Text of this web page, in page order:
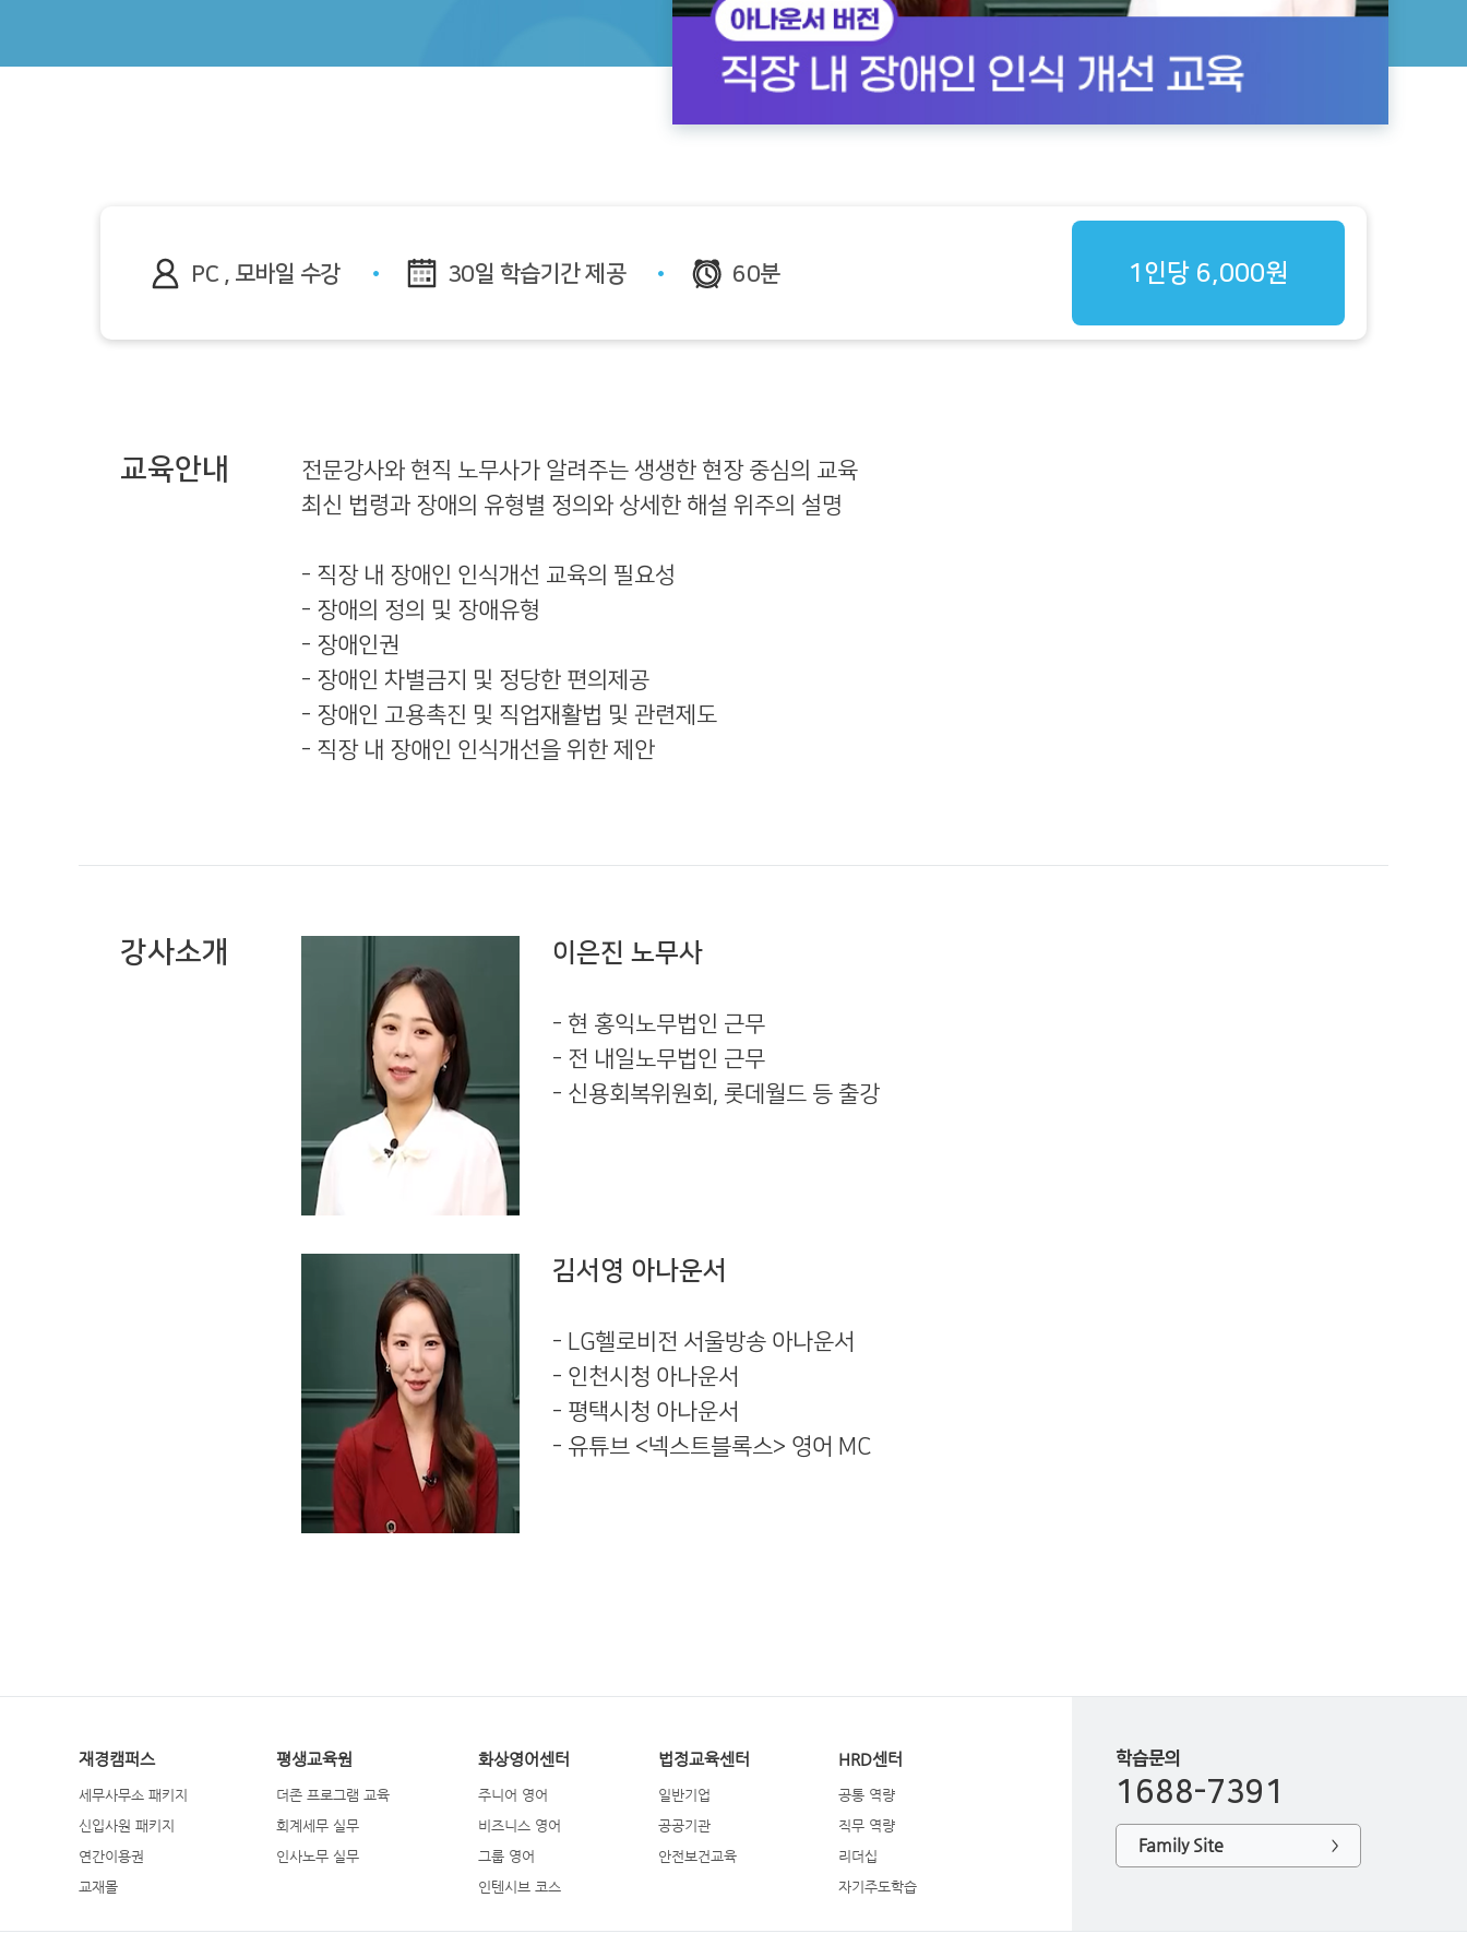
PC , 모바일 수강 30일 학습기간 제공 60분 1인당 6,000원
교육안내
전문강사와 현직 노무사가 알려주는 생생한 현장 중심의 교육
최신 법령과 장애의 유형별 정의와 상세한 해설 위주의 설명
- 직장 내 장애인 인식개선 교육의 필요성
- 장애의 정의 및 장애유형
- 장애인권
- 장애인 차별금지 및 정당한 편의제공
- 장애인 고용촉진 및 직업재활법 및 관련제도
- 직장 내 장애인 인식개선을 위한 제안
강사소개 이은진 노무사
- 현 홍익노무법인 근무
- 전 내일노무법인 근무
- 신용회복위원회, 롯데월드 등 출강
김서영 아나운서
- LG헬로비전 서울방송 아나운서
- 인천시청 아나운서
- 평택시청 아나운서
- 유튜브 <넥스트블록스> 영어 MC
재경캠퍼스
세무사무소 패키지
신입사원 패키지
연간이용권
교재몰
평생교육원
더존 프로그램 교육
회계세무 실무
인사노무 실무
화상영어센터
주니어 영어
비즈니스 영어
그룹 영어
인텐시브 코스
법정교육센터
일반기업
공공기관
안전보건교육
HRD센터
공통 역량
직무 역량
리더십
자기주도학습
학습문의
1688-7391
Family Site >